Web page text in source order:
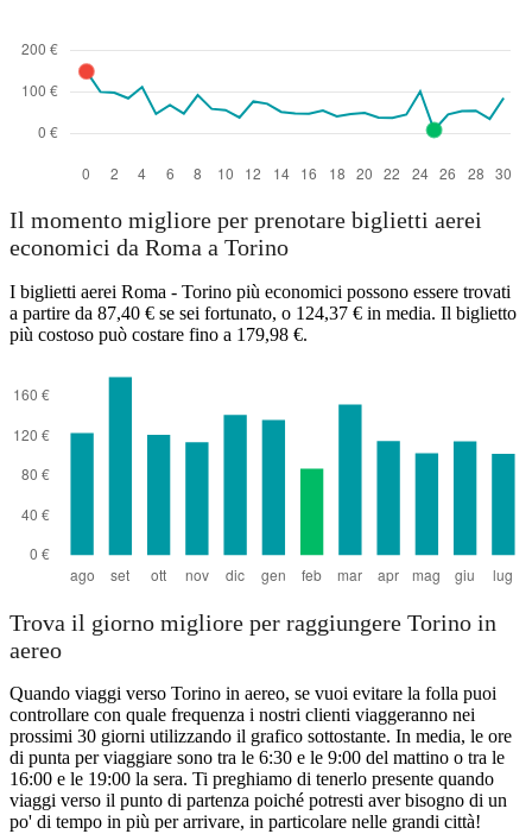
Il momento migliore per prenotare biglietti aerei
economici da Roma a Torino
I biglietti aerei Roma - Torino più economici possono essere trovati
a partire da 87,40 € se sei fortunato, o 124,37 € in media. Il biglietto
più costoso può costare fino a 179,98 €.
Trova il giorno migliore per raggiungere Torino in
aereo
Quando viaggi verso Torino in aereo, se vuoi evitare la folla puoi
controllare con quale frequenza i nostri clienti viaggeranno nei
prossimi 30 giorni utilizzando il grafico sottostante. In media, le ore
di punta per viaggiare sono tra le 6:30 e le 9:00 del mattino o tra le
16:00 e le 19:00 la sera. Ti preghiamo di tenerlo presente quando
viaggi verso il punto di partenza poiché potresti aver bisogno di un
po' di tempo in più per arrivare, in particolare nelle grandi città!